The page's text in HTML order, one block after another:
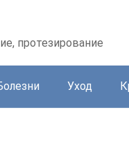
протезирование
Уход